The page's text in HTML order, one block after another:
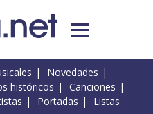
Novedades
históricos
Canciones
Portadas Listas